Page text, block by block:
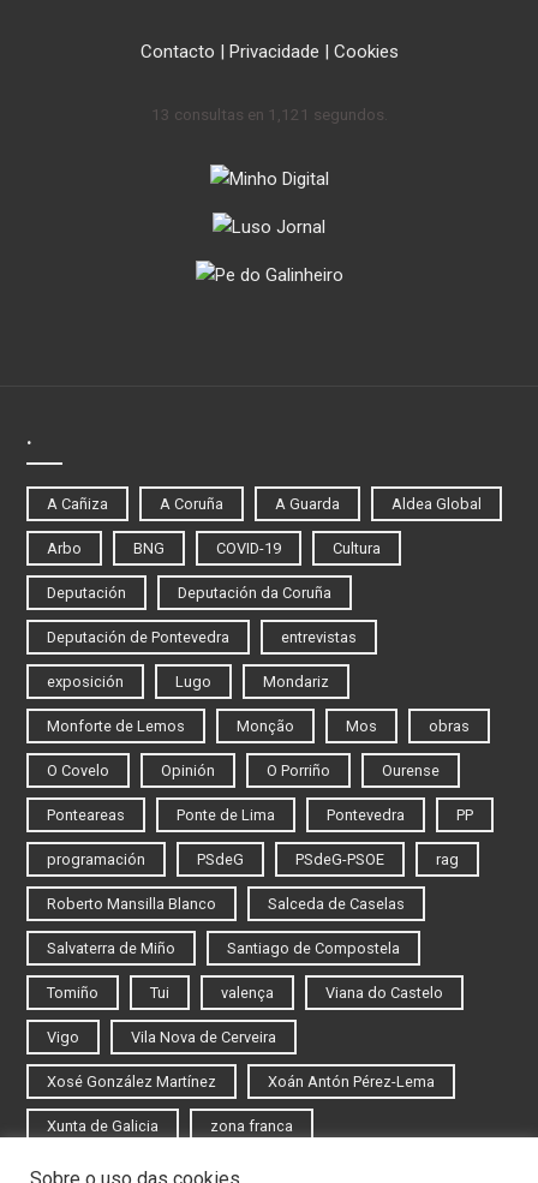
Contacto | Privacidade | Cookies
13 consultas en 1,121 segundos.
.
A Cañiza A Coruña A Guarda Aldea Global
Arbo BNG COVID-19 Cultura
Deputación Deputación da Coruña
Deputación de Pontevedra entrevistas
exposición Lugo Mondariz
Monforte de Lemos Monção Mos obras
O Covelo Opinión O Porriño Ourense
Ponteareas Ponte de Lima Pontevedra PP
programación PSdeG PSdeG-PSOE rag
Roberto Mansilla Blanco Salceda de Caselas
Salvaterra de Miño Santiago de Compostela
Tomiño Tui valença Viana do Castelo
Vigo Vila Nova de Cerveira
Xosé González Martínez Xoán Antón Pérez-Lema
Xunta de Galicia zona franca